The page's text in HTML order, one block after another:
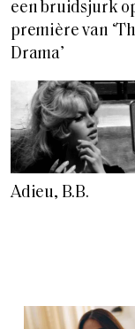
een bruidsjurk
première van
Drama’
Adieu, B.B.